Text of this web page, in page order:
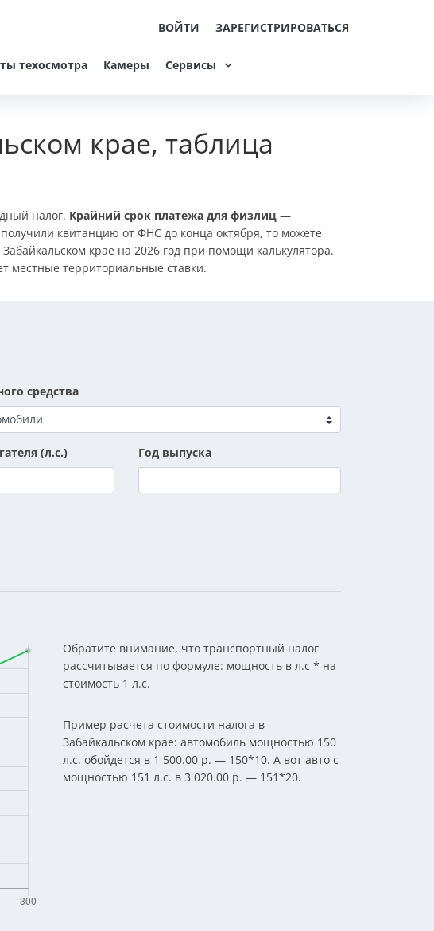
ВОЙТИ ЗАРЕГИСТРИРОВАТЬСЯ
техосмотра Камеры Сервисы
крае, таблица
налог. Крайний срок платежа для физлиц —
квитанцию от ФНС до конца октября, то можете
крае на 2026 год при помощи калькулятора.
местные территориальные ставки.
средства
(л.с.) Год выпуска
Обратите внимание, что транспортный налог
рассчитывается по формуле: мощность в л.с * на
стоимость 1 л.с.
Пример расчета стоимости налога в
Забайкальском крае: автомобиль мощностью 150
л.с. обойдется в 1 500.00 р. — 150*10. А вот авто с
мощностью 151 л.с. в 3 020.00 р. — 151*20.